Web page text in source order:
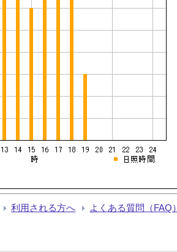
利用される方へ よくある質問（FAQ）